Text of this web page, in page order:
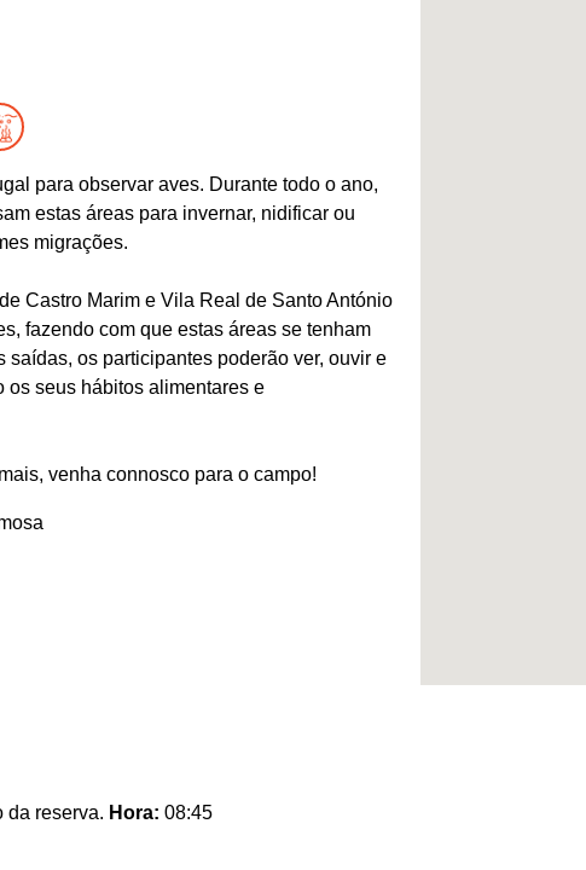
para observar aves. Durante todo o ano,
estas áreas para invernar, nidificar ou
migrações.
Castro Marim e Vila Real de Santo António
fazendo com que estas áreas se tenham
os participantes poderão ver, ouvir e
os seus hábitos alimentares e
venha connosco para o campo!
da reserva. Hora: 08:45